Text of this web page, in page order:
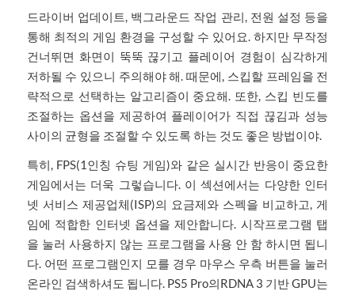
드라이버 업데이트, 백그라운드 작업 관리, 전원 설정 등을
통해 최적의 게임 환경을 구성할 수 있어요. 하지만 무작정
건너뛰면 화면이 뚝뚝 끊기고 플레이어 경험이 심각하게
저하될 수 있으니 주의해야 해. 때문에, 스킵할 프레임을 전
략적으로 선택하는 알고리즘이 중요해. 또한, 스킵 빈도를
조절하는 옵션을 제공하여 플레이어가 직접 끊김과 성능
사이의 균형을 조절할 수 있도록 하는 것도 좋은 방법이야.
특히, FPS(1인칭 슈팅 게임)와 같은 실시간 반응이 중요한
게임에서는 더욱 그렇습니다. 이 섹션에서는 다양한 인터
넷 서비스 제공업체(ISP)의 요금제와 스펙을 비교하고, 게
임에 적합한 인터넷 옵션을 제안합니다. 시작프로그램 탭
을 눌러 사용하지 않는 프로그램을 사용 안 함 하시면 됩니
다. 어떤 프로그램인지 모를 경우 마우스 우측 버튼을 눌러
온라인 검색하셔도 됩니다. PS5 Pro의RDNA 3 기반 GPU는